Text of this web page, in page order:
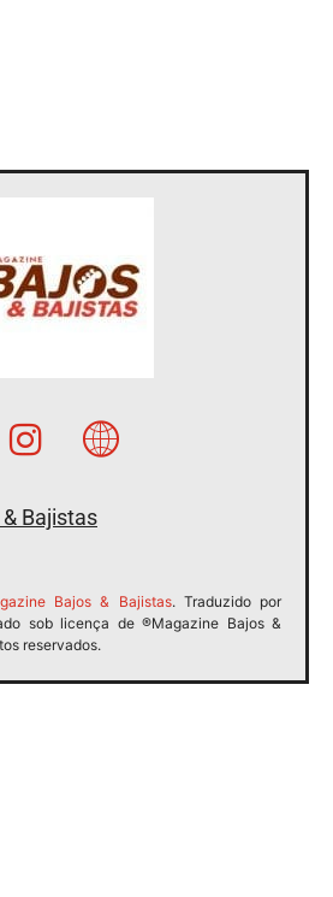
Bajistas
Bajos & Bajistas. Traduzido por
sob licença de ®Magazine Bajos &
reservados.